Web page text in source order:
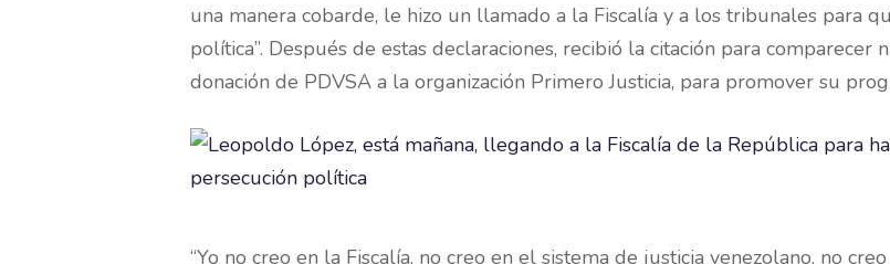
una manera cobarde, le hizo un llamado a la Fiscalía y a los tribunales para
política”. Después de estas declaraciones, recibió la citación para
donación de PDVSA a la organización Primero Justicia, para promover su
“Yo no creo en la Fiscalía, no creo en el sistema de justicia venezolano, no